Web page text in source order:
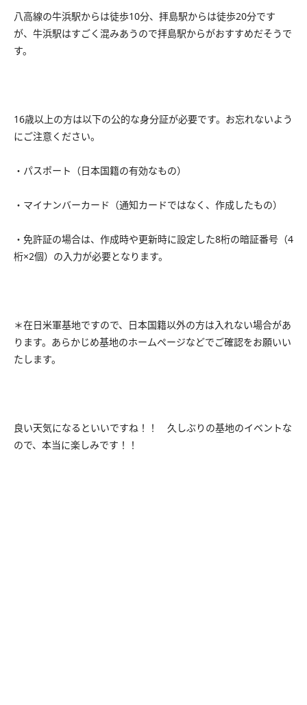
八高線の牛浜駅からは徒歩10分、拝島駅からは徒歩20分です
が、牛浜駅はすごく混みあうので拝島駅からがおすすめだそうで
す。
16歳以上の方は以下の公的な身分証が必要です。お忘れないよう
にご注意ください。
・パスポート（日本国籍の有効なもの）
・マイナンバーカード（通知カードではなく、作成したもの）
・免許証の場合は、作成時や更新時に設定した8桁の暗証番号（4
桁×2個）の入力が必要となります。
＊在日米軍基地ですので、日本国籍以外の方は入れない場合があ
ります。あらかじめ基地のホームページなどでご確認をお願いい
たします。
良い天気になるといいですね！！ 久しぶりの基地のイベントな
ので、本当に楽しみです！！